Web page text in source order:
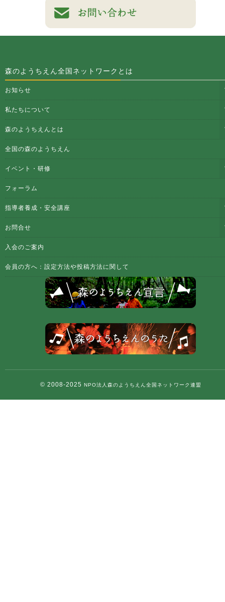
森のようちえん全国ネットワークとは
お知らせ
私たちについて
森のようちえんとは
全国の森のようちえん
イベント・研修
フォーラム
指導者養成・安全講座
お問合せ
入会のご案内
会員の方へ：設定方法や投稿方法に関して
© 2008-2025 NPO法人森のようちえん全国ネットワーク連盟